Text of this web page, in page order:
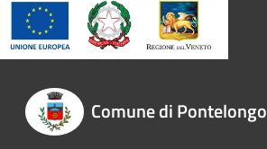
Comune di Pontelongo